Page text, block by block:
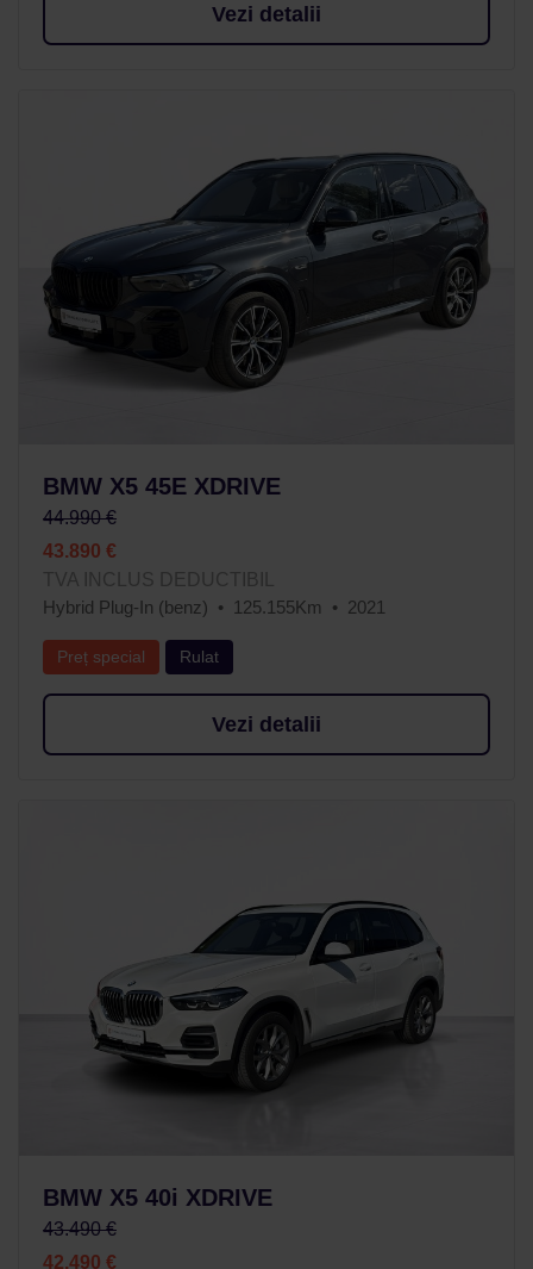
Vezi detalii
BMW X5 45E XDRIVE
44.990 €
43.890 €
TVA INCLUS DEDUCTIBIL
Hybrid Plug-In (benz)
125.155Km 2021
Preț special Rulat
Vezi detalii
BMW X5 40i XDRIVE
43.490 €
42.490 €